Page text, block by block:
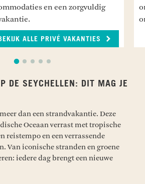
en een zorgvuldig
ALLE PRIVÉ VAKANTIES
DE SEYCHELLEN: DIT MAG JE
dan een strandvakantie. Deze
Oceaan verrast met tropische
reistempo en een verrassende
Van iconische stranden en groene
iedere dag brengt een nieuwe